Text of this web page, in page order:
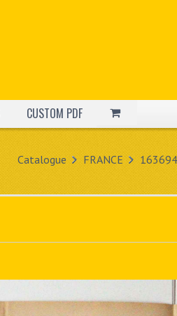
CUSTOM PDF
Catalogue FRANCE 163694